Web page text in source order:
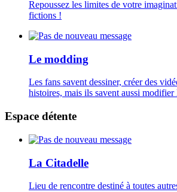
Repoussez les limites de votre
fictions !
Le modding
Les fans savent dessiner, créer des
histoires, mais ils savent aussi modifier
Espace détente
La Citadelle
Lieu de rencontre destiné à toutes